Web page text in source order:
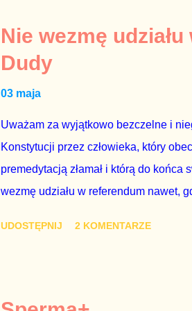
tym i porównał PKB Polski i
pewnie dlatego, że nie chciało mu
naszego kraju z lat 2007-2015.
rządu. Generalnie, M...
Nie wezmę
Dudy
03 maja
Uważam za wyjątkowo bezczelne i
Konstytucji przez człowieka, który
premedytacją złamał i którą do
wezmę udziału w referendum nawet,
tego referendum nie chce – ani partia
UDOSTĘPNIJ 2 KOMENTARZE